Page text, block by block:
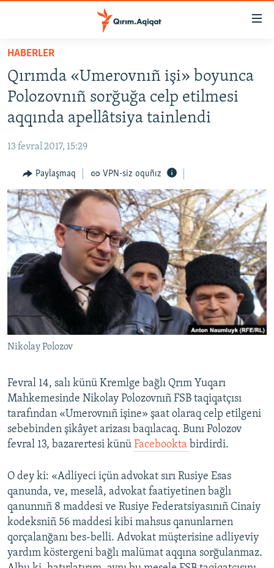
Esas
qaytmaq
Baş
navigatsiyağa
qaytmaq
Qıdıruvğa
HABERLER
SİYASET
İQTİSADİYAT
MEDENİYET
İNSAN AQLARI
VİDEO
SÜRET
BLOGLAR
FİKİR
Русский
Українською
QOŞULIÑIZ!
RFE/RS bütün saytları
HABERLER
Qırımda «Umerovnıñ işi» boyunca
Polozovnıñ sorğuğa celp etilmesi
aqqında apellâtsiya tainlendi
13 fevral 2017, 15:29
Paylaşmaq VPN-siz oquñız
Nikolay Polozov
Fevral 14, salı künü Kremlge bağlı Qrım Yuqarı
Mahkemesinde Nikolay Polozovnıñ FSB taqiqatçısı
tarafından «Umerovnıñ işine» şaat olaraq celp etilgeni
sebebinden şikâyet arizası baqılacaq. Bunı Polozov
fevral 13, bazarertesi künü Facebookta birdirdi.
O dey ki: «Adliyeci içün advokat sırı Rusiye Esas
qanunda, ve, meselâ, advokat faatiyetinen bağlı
qanunnıñ 8 maddesi ve Rusiye Federatsiyasınıñ Cinaiy
kodeksniñ 56 maddesi kibi mahsus qanunlarnen
qorçalanğanı bes-belli. Advokat müşterisine adliyeviy
yardım köstergeni bağlı malümat aqqına sorğulanmaz.